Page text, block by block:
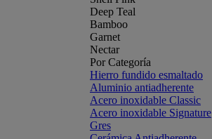
Deep Teal
Bamboo
Garnet
Nectar
Por Categoría
Hierro fundido esmaltado
Aluminio antiadherente
Acero inoxidable Classic
Acero inoxidable Signature
Gres